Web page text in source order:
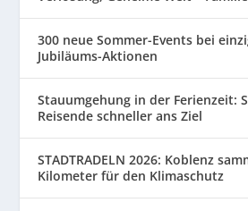
300 neue Sommer-Events bei
Jubiläums-Aktionen
Stauumgehung in der Ferienzeit:
Reisende schneller ans Ziel
STADTRADELN 2026: Koblenz
Kilometer für den Klimaschutz